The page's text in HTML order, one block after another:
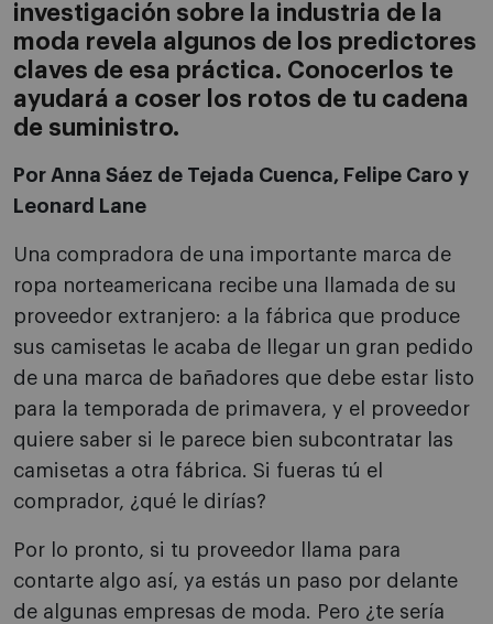
investigación sobre la industria de la
moda revela algunos de los predictores
claves de esa práctica. Conocerlos te
ayudará a coser los rotos de tu cadena
de suministro.
Por Anna Sáez de Tejada Cuenca, Felipe Caro y
Leonard Lane
Una compradora de una importante marca de
ropa norteamericana recibe una llamada de su
proveedor extranjero: a la fábrica que produce
sus camisetas le acaba de llegar un gran pedido
de una marca de bañadores que debe estar listo
para la temporada de primavera, y el proveedor
quiere saber si le parece bien subcontratar las
camisetas a otra fábrica. Si fueras tú el
comprador, ¿qué le dirías?
Por lo pronto, si tu proveedor llama para
contarte algo así, ya estás un paso por delante
de algunas empresas de moda. Pero ¿te sería